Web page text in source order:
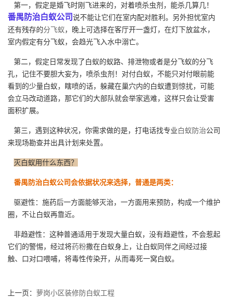
第一，假定是婚飞时刚飞进来的，对着喷杀虫剂，能杀几算几！
番禺防治白蚁公司说不能让它们在室内配对胜利。另外担忧室内
还有残存的分飞蚁，晚上可选择在客厅开一盏灯，在灯下放盆水，
室内假定有分飞蚁，会趋光飞入水中溺亡。
第二，假定日常发现了白蚁的蚁路、排泄物或者是分飞蚁的分飞
孔，记住不要胆大妄为，喷杀虫剂！对付白蚁，不能只对付眼前能
看到的少量白蚁，瞎喷的话，躲藏在巢穴内的白蚁遭到惊扰，可能
会立马改动道路，那它们的大部队就会举家逃难，这样只会让受害
面积扩展。
第三，遇到这种状况，你需求做的是，打电话找专业白蚁防治公司
来现场勘查并出具计划来处置。
灭白蚁用什么东西？
番禺防治白蚁公司会依据状况来选择，普通是两类：
驱避性：施药后一方面能够灭治，一方面用来预防，构成一个维护
圈，不让白蚁再靠近。
非趋避性：这种普通适用于发现大量白蚁，没有趋避性，不会惹起
它们的警惕，经过将药粉撒在白蚁身上，让白蚁同伴之间经过接
触、口对口喂哺，将毒性传染开，从而毒死一窝白蚁。
上一页： 萝岗小区装修防白蚁工程